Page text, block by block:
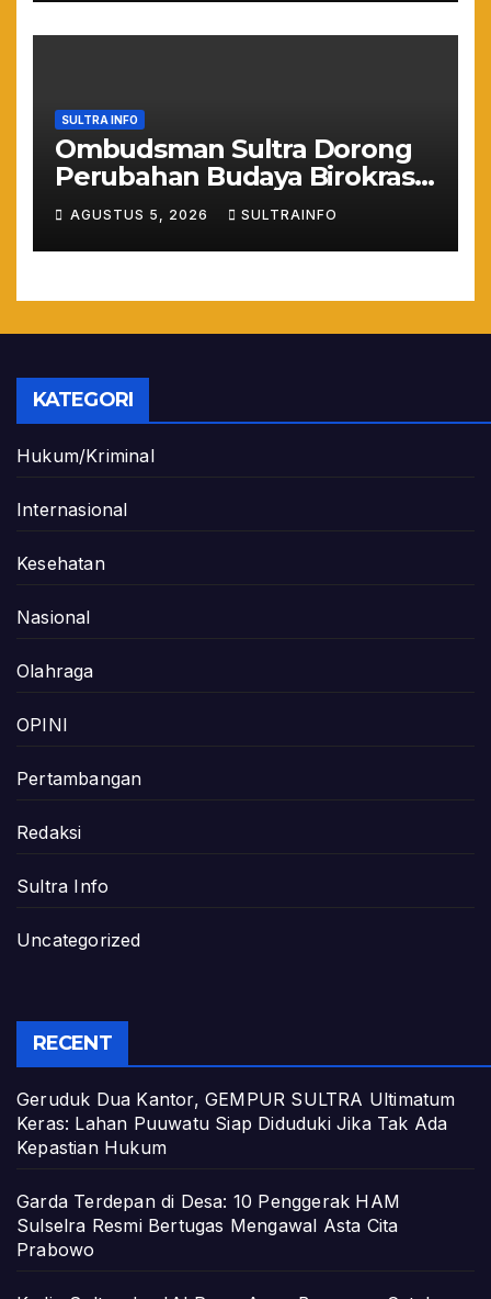
SULTRA INFO
Ombudsman Sultra Dorong
Perubahan Budaya Birokrasi
Lewat Penilaian
Maladministrasi 2026
AGUSTUS 5, 2026 SULTRAINFO
KATEGORI
Hukum/Kriminal
Internasional
Kesehatan
Nasional
Olahraga
OPINI
Pertambangan
Redaksi
Sultra Info
Uncategorized
RECENT
Geruduk Dua Kantor, GEMPUR SULTRA Ultimatum
Keras: Lahan Puuwatu Siap Diduduki Jika Tak Ada
Kepastian Hukum
Garda Terdepan di Desa: 10 Penggerak HAM
Sulselra Resmi Bertugas Mengawal Asta Cita
Prabowo